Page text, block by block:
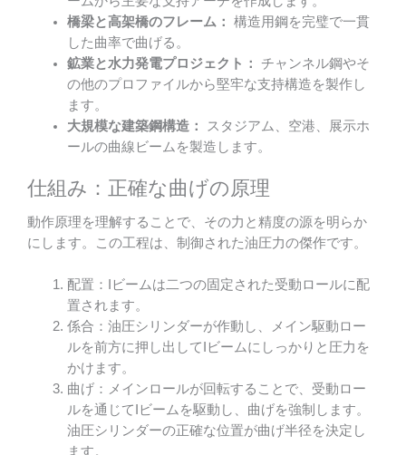
橋梁と高架橋のフレーム：
構造用鋼を完璧で一貫
した曲率で曲げる。
鉱業と水力発電プロジェクト：
チャンネル鋼やそ
の他のプロファイルから堅牢な支持構造を製作し
ます。
大規模な建築鋼構造：
スタジアム、空港、展示ホ
ールの曲線ビームを製造します。
仕組み：正確な曲げの原理
動作原理を理解することで、その力と精度の源を明らか
にします。この工程は、制御された油圧力の傑作です。
配置：Iビームは二つの固定された受動ロールに配
置されます。
係合：油圧シリンダーが作動し、メイン駆動ロー
ルを前方に押し出してIビームにしっかりと圧力を
かけます。
曲げ：メインロールが回転することで、受動ロー
ルを通じてIビームを駆動し、曲げを強制します。
油圧シリンダーの正確な位置が曲げ半径を決定し
ます。